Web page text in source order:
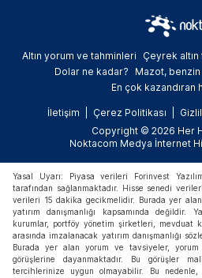
Altın yorum ve tahminleri Çeyrek altın
Dolar ne kadar?
Mazot, benzin
En çok kazandıran
İletişim Çerez Politikası
Copyright © 2026 Her
Noktacom Medya İnternet
Yasal Uyarı: Piyasa verileri Forinvest
tarafından sağlanmaktadır. Hisse senedi
verileri 15 dakika gecikmelidir. Burada yer
yatırım danışmanlığı kapsamında değildir.
kurumlar, portföy yönetim şirketleri, mevduat
arasında imzalanacak yatırım danışmanlığı
Burada yer alan yorum ve tavsiyeler, yorum
görüşlerine dayanmaktadır. Bu görüşler
tercihlerinize uygun olmayabilir. Bu